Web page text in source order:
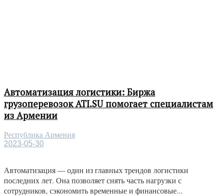
Автоматизация логистики: Биржа
грузоперевозок ATI.SU помогает специалистам
из Армении
Республика Армения
2023-05-30
Автоматизация — один из главных трендов логистики
последних лет. Она позволяет снять часть нагрузки с
сотрудников, сэкономить временные и финансовые...